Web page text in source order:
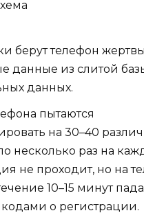
берут телефон
данные из слитой
данных.
пытаются
на 30–40
несколько раз на
не проходит, но на
10–15 минут
о регистрации.